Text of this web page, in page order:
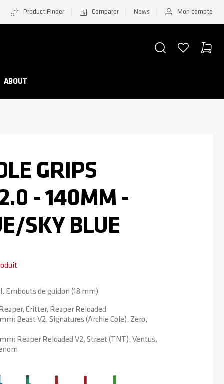
Product Finder Comparer News Mon compte
ABOUT
CHERCHERLISTE D'ACHATS
PANIER
GRIPS
- 140MM -
SKY BLUE
Embouts de guidon (18 mm)
Critter, Reaper Reloaded
Beast V2, Signatures (Archie Cole), Zero,
Reaper Reloaded V2, Street (TNT), Ventus,